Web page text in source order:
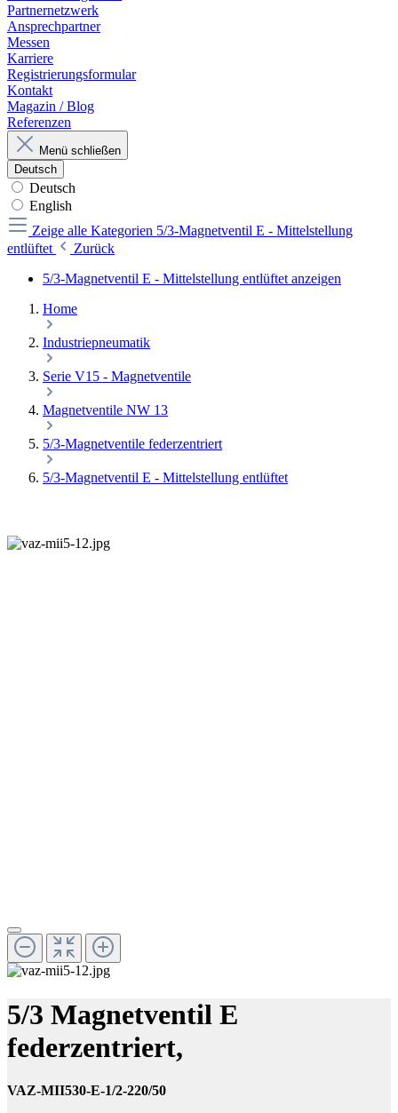
Partnernetzwerk
Ansprechpartner
Messen
Karriere
Registrierungsformular
Kontakt
Magazin / Blog
Referenzen
Menü schließen
Deutsch
Deutsch
English
Zeige alle Kategorien 5/3-Magnetventil E - Mittelstellung
entlüftet
Zurück
5/3-Magnetventil E - Mittelstellung entlüftet anzeigen
Home
Industriepneumatik
Serie V15 - Magnetventile
Magnetventile NW 13
5/3-Magnetventile federzentriert
5/3-Magnetventil E - Mittelstellung entlüftet
5/3 Magnetventil E
federzentriert,
VAZ-MII530-E-1/2-220/50